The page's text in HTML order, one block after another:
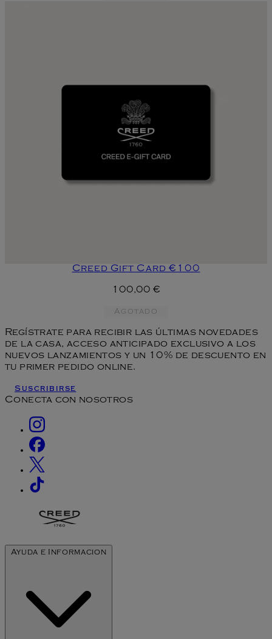
Creed Gift Card €100
100,00 €
Agotado
Regístrate para recibir las últimas novedades
de la casa, acceso anticipado exclusivo a los
nuevos lanzamientos y un 10% de descuento en
tu primer pedido online.
Suscribirse
Conecta con nosotros
Ayuda e Informacion